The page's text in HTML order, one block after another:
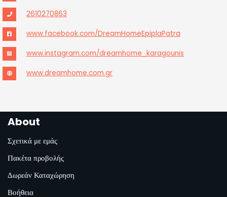
2610270863
www.facebook.com/DreamHomeEpiplaPatra
www.instagram.com/dreamhome_karagounis
www.dreamhome.com.gr
About
Σχετικά με εμάς
Πακέτα προβολής
Δωρεάν Καταχώρηση
Βοήθεια